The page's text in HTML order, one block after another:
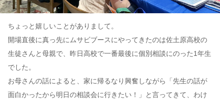
ちょっと嬉しいことがありまして。
開場直後に真っ先にムサビブースにやってきたのは佐土原高校の
生徒さんと母親で、昨日高校で一番最後に個別相談にのった1年生
でした。
お母さんの話によると、家に帰るなり興奮しながら「先生の話が
面白かったから明日の相談会に行きたい！」と言ってきて、わけ